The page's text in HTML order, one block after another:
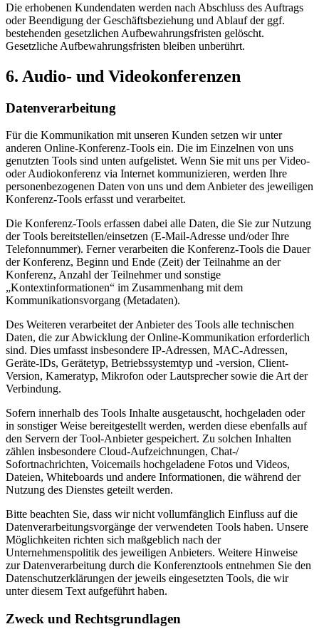
Die erhobenen Kundendaten werden nach Abschluss des Auftrags
oder Beendigung der Geschäftsbeziehung und Ablauf der ggf.
bestehenden gesetzlichen Aufbewahrungsfristen gelöscht.
Gesetzliche Aufbewahrungsfristen bleiben unberührt.
6. Audio- und Videokonferenzen
Datenverarbeitung
Für die Kommunikation mit unseren Kunden setzen wir unter
anderen Online-Konferenz-Tools ein. Die im Einzelnen von uns
genutzten Tools sind unten aufgelistet. Wenn Sie mit uns per Video-
oder Audiokonferenz via Internet kommunizieren, werden Ihre
personenbezogenen Daten von uns und dem Anbieter des jeweiligen
Konferenz-Tools erfasst und verarbeitet.
Die Konferenz-Tools erfassen dabei alle Daten, die Sie zur Nutzung
der Tools bereitstellen/einsetzen (E-Mail-Adresse und/oder Ihre
Telefonnummer). Ferner verarbeiten die Konferenz-Tools die Dauer
der Konferenz, Beginn und Ende (Zeit) der Teilnahme an der
Konferenz, Anzahl der Teilnehmer und sonstige
„Kontextinformationen“ im Zusammenhang mit dem
Kommunikationsvorgang (Metadaten).
Des Weiteren verarbeitet der Anbieter des Tools alle technischen
Daten, die zur Abwicklung der Online-Kommunikation erforderlich
sind. Dies umfasst insbesondere IP-Adressen, MAC-Adressen,
Geräte-IDs, Gerätetyp, Betriebssystemtyp und -version, Client-
Version, Kameratyp, Mikrofon oder Lautsprecher sowie die Art der
Verbindung.
Sofern innerhalb des Tools Inhalte ausgetauscht, hochgeladen oder
in sonstiger Weise bereitgestellt werden, werden diese ebenfalls auf
den Servern der Tool-Anbieter gespeichert. Zu solchen Inhalten
zählen insbesondere Cloud-Aufzeichnungen, Chat-/
Sofortnachrichten, Voicemails hochgeladene Fotos und Videos,
Dateien, Whiteboards und andere Informationen, die während der
Nutzung des Dienstes geteilt werden.
Bitte beachten Sie, dass wir nicht vollumfänglich Einfluss auf die
Datenverarbeitungsvorgänge der verwendeten Tools haben. Unsere
Möglichkeiten richten sich maßgeblich nach der
Unternehmenspolitik des jeweiligen Anbieters. Weitere Hinweise
zur Datenverarbeitung durch die Konferenztools entnehmen Sie den
Datenschutzerklärungen der jeweils eingesetzten Tools, die wir
unter diesem Text aufgeführt haben.
Zweck und Rechtsgrundlagen